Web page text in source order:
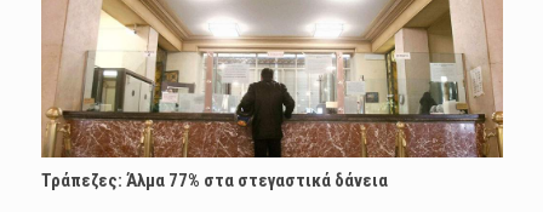
Τράπεζες: Άλμα 77% στα στεγαστικά δάνεια